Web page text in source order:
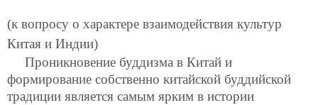
(к вопросу о характере взаимодействия культур
Китая и Индии)
Проникновение буддизма в Китай и
формирование собственно китайской буддийской
традиции является самым ярким в истории